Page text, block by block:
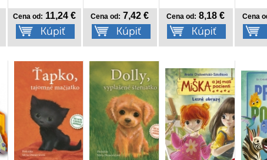
Cena od: 11,24 € Cena od: 7,42 € Cena od: 8,18 € Cena